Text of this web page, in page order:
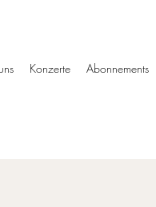
Konzerte Abonnements